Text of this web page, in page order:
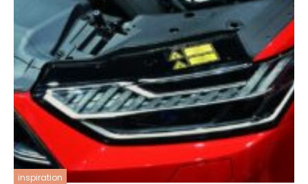
inspiration